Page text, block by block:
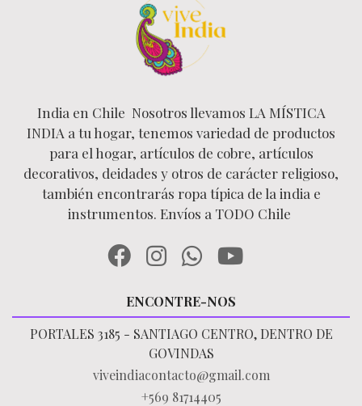
India en Chile Nosotros llevamos LA MÍSTICA
INDIA a tu hogar, tenemos variedad de productos
para el hogar, artículos de cobre, artículos
decorativos, deidades y otros de carácter religioso,
también encontrarás ropa típica de la india e
instrumentos. Envíos a TODO Chile
ENCONTRE-NOS
PORTALES 3185 - SANTIAGO CENTRO, DENTRO DE
GOVINDAS
viveindiacontacto@gmail.com
+569 81714405